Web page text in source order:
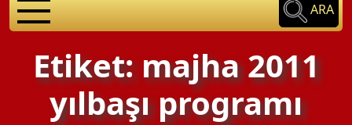
ARA
Etiket: majha 2011
yılbaşı programı